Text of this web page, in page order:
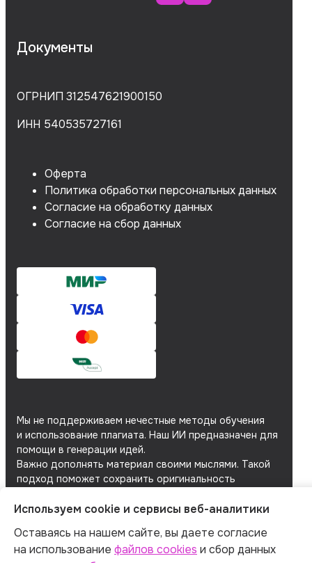
Документы
ОГРНИП 312547621900150
ИНН 540535727161
Оферта
Политика обработки персональных данных
Согласие на обработку данных
Согласие на сбор данных
Мы не поддерживаем нечестные методы обучения
и использование плагиата. Наш ИИ предназначен для
помощи в генерации идей.
Важно дополнять материал своими мыслями. Такой
подход поможет сохранить оригинальность
Мы используемфайлы cookieисервисы веб-
аналитикидля персонализации сервисов
и повышения удобства пользования сайтом.
Если вы не согласны на их использование, поменяйте
Используем cookie и сервисы веб-аналитики
Оставаясь на нашем сайте, вы даете согласие
на использование файлов cookies и сбор данных